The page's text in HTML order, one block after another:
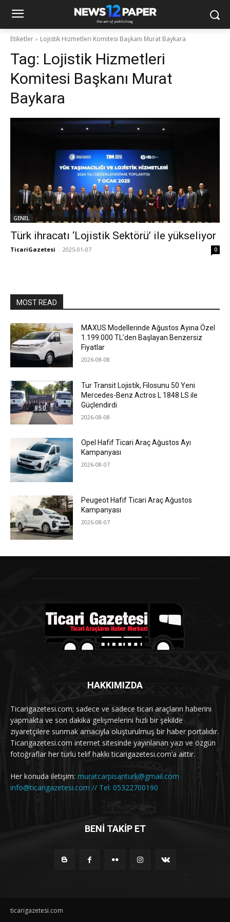
Etiketler Lojistik Hizmetleri Komitesi Başkanı Murat Baykara
Tag: Lojistik Hizmetleri
Komitesi Başkanı Murat
Baykara
GENEL
Türk ihracatı ‘Lojistik Sektörü’ ile yükseliyor
TicariGazetesi - 2025-01-07 0
MOST READ
MAXUS Modellerinde Ağustos Ayına Özel
1.199.000 TL’den Başlayan Benzersiz
Fiyatlar
2026-08-08
Tur Transit Lojistik, Filosunu 50 Yeni
Mercedes-Benz Actros L 1848 LS ile
Güçlendirdi
2026-08-08
Opel Hafif Ticari Araç Ağustos Ayı
Kampanyası
2026-08-07
Peugeot Hafif Ticari Araç Ağustos
Kampanyası
2026-08-07
HAKKIMIZDA
Ticarigazetesi.com; sadece ve sadece ticari araçların haberini
yapmakta ve son dakika gelişmelerini hızlı bir şekilde
ziyaretçilere sunmak amacıyla oluşturulmuş bir haber portalıdır.
Ticarigazetesi.com internet sitesinde yayınlanan yazı ve özgün
fotoğraflar her türlü telif hakkı ticarigazetesi.com’a aittir.
Her konuda iletişim: muratcarpisanturk@gmail.com
info@ticarigazetesi.com // Tel: 05322700190
BENİ TAKİP ET
ticarigazetesi.com